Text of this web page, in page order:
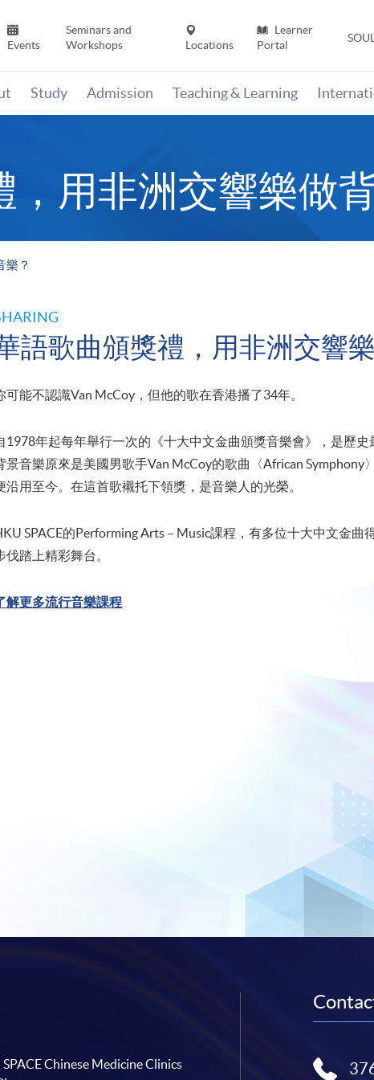
Events
Seminars and
Workshops
Locations
Learner
Portal
SOUL
Study Admission Teaching & Learning
用非洲交響樂做
樂？
語歌曲頒獎禮，用非洲交響
可能不認識Van McCoy，但他的歌在香港播了34年。
1978年起每年舉行一次的《十大中文金曲頒獎音樂會》，是歷
景音樂原來是美國男歌手Van McCoy的歌曲〈African Symphony
沿用至今。在這首歌襯托下領獎，是音樂人的光榮。
SPACE的Performing Arts – Music課程，有多位十大中文金
伐踏上精彩舞台。
解更多流行音樂課程
SPACE Chinese Medicine Clinics